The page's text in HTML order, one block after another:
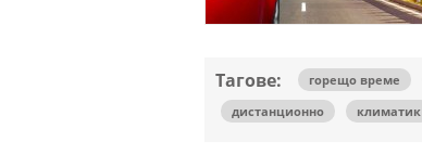
Тагове: горещо време
дистанционно
климатик